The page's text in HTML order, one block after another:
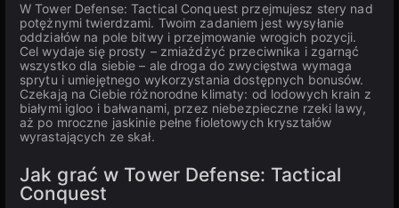
W Tower Defense: Tactical Conquest przejmujesz stery nad
potężnymi twierdzami. Twoim zadaniem jest wysyłanie
oddziałów na pole bitwy i przejmowanie wrogich pozycji.
Cel wydaje się prosty – zmiażdżyć przeciwnika i zgarnąć
wszystko dla siebie – ale droga do zwycięstwa wymaga
sprytu i umiejętnego wykorzystania dostępnych bonusów.
Czekają na Ciebie różnorodne klimaty: od lodowych krain z
białymi igloo i bałwanami, przez niebezpieczne rzeki lawy,
aż po mroczne jaskinie pełne fioletowych kryształów
wyrastających ze skał.
Jak grać w Tower Defense: Tactical
Conquest